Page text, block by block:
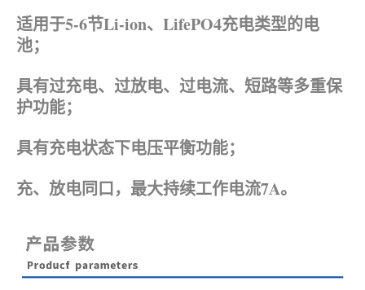
适用于5-6节Li-ion、 LifePO4充电类型的电
池；
具有过充电、过放电、过电流、短路等多重保
护功能；
具有充电状态下电压平衡功能；
充、放电同口，最大持续工作电流7A。